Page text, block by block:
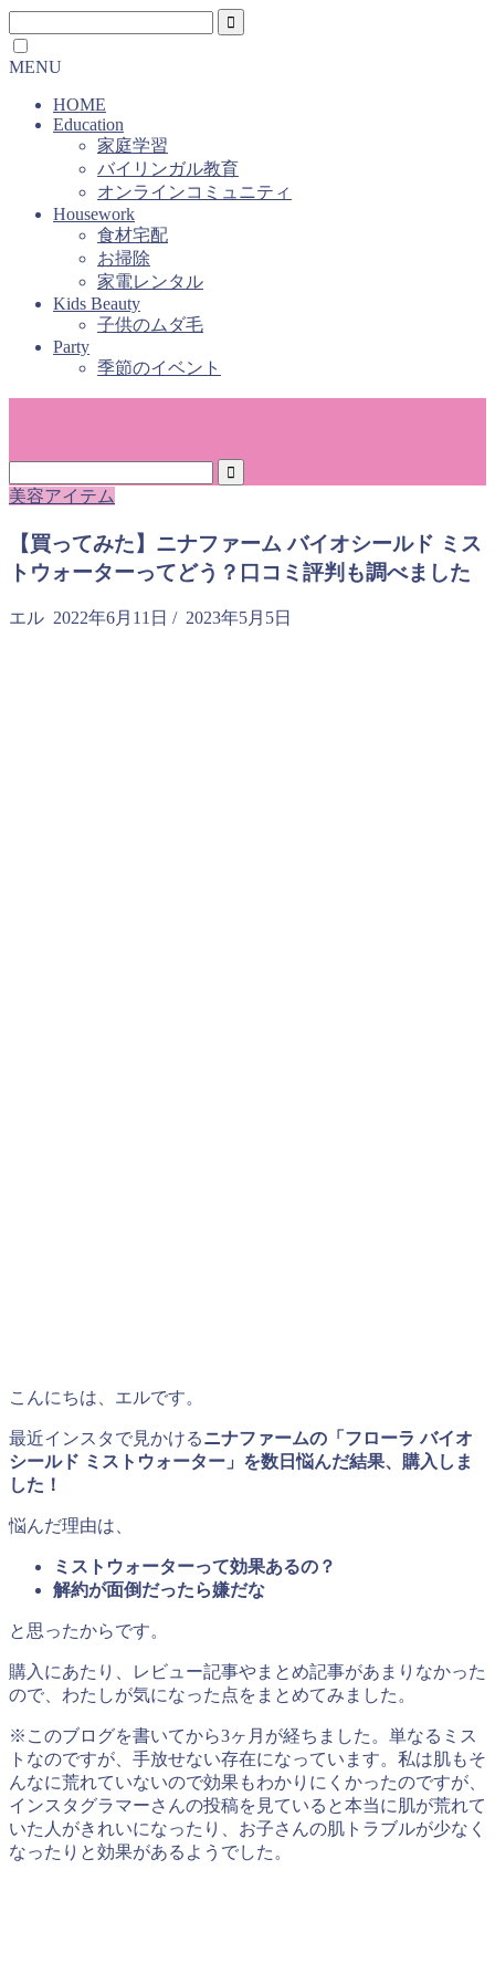
MENU
HOME
Education
家庭学習
バイリンガル教育
オンラインコミュニティ
Housework
食材宅配
お掃除
家電レンタル
Kids Beauty
子供のムダ毛
Party
季節のイベント
美容アイテム
【買ってみた】ニナファーム バイオシールド ミス
トウォーターってどう？口コミ評判も調べました
エル 2022年6月11日 / 2023年5月5日
こんにちは、エルです。
最近インスタで見かけるニナファームの「フローラ バイオ
シールド ミストウォーター」を数日悩んだ結果、購入しま
した！
悩んだ理由は、
ミストウォーターって効果あるの？
解約が面倒だったら嫌だな
と思ったからです。
購入にあたり、レビュー記事やまとめ記事があまりなかった
ので、わたしが気になった点をまとめてみました。
※このブログを書いてから3ヶ月が経ちました。単なるミス
トなのですが、手放せない存在になっています。私は肌もそ
んなに荒れていないので効果もわかりにくかったのですが、
インスタグラマーさんの投稿を見ていると本当に肌が荒れて
いた人がきれいになったり、お子さんの肌トラブルが少なく
なったりと効果があるようでした。